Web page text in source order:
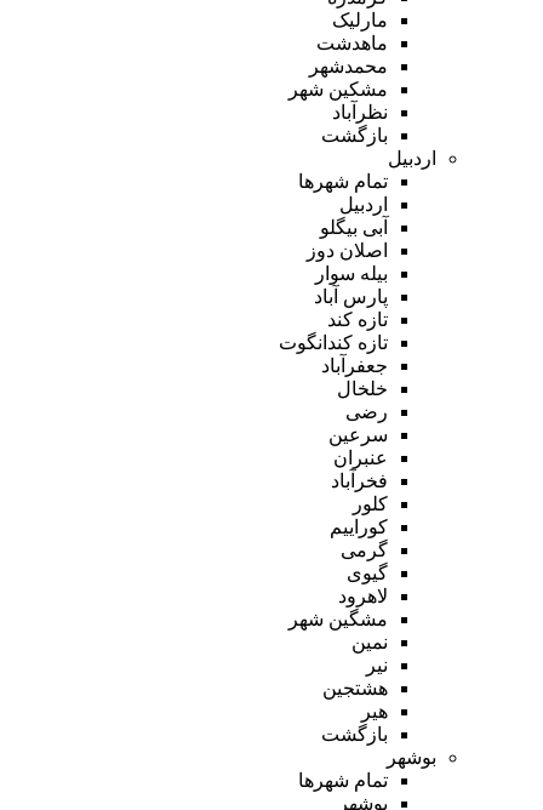
مارلیک
ماهدشت
محمدشهر
مشکین شهر
نظرآباد
بازگشت
اردبیل
تمام شهر‌ها
اردبیل
آبی بیگلو
اصلان دوز
بیله سوار
پارس آباد
تازه کند
تازه کندانگوت
جعفرآباد
خلخال
رضی
سرعین
عنبران
فخرآباد
کلور
کوراییم
گرمی
گیوی
لاهرود
مشگین شهر
نمین
نیر
هشتجین
هیر
بازگشت
بوشهر
تمام شهر‌ها
بوشهر